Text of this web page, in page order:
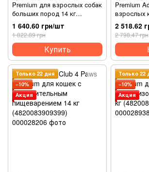
Premium для взрослых собак
больших пород 14 кг
(4820083909641)
1 640.60 грн/шт
1 822.89 грн
Купить
Premium
взрослых
14
2 518.62
2 798.47 грн
Только 22 дня
−10%
Акция
Только 22
−10%
Акция